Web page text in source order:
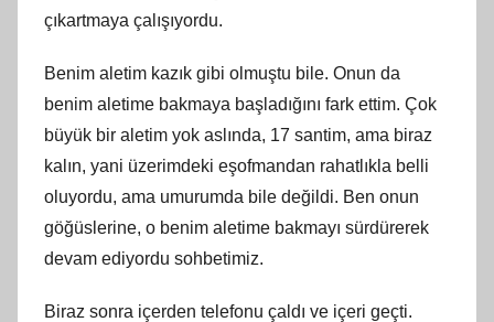
çıkartmaya çalışıyordu.
Benim aletim kazık gibi olmuştu bile. Onun da
benim aletime bakmaya başladığını fark ettim. Çok
büyük bir aletim yok aslında, 17 santim, ama biraz
kalın, yani üzerimdeki eşofmandan rahatlıkla belli
oluyordu, ama umurumda bile değildi. Ben onun
göğüslerine, o benim aletime bakmayı sürdürerek
devam ediyordu sohbetimiz.
Biraz sonra içerden telefonu çaldı ve içeri geçti.